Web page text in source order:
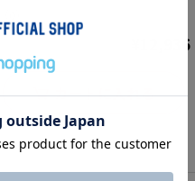
¥12,936
カートに入れる